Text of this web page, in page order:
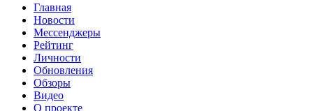
Главная
Новости
Мессенджеры
Рейтинг
Личности
Обновления
Обзоры
Видео
О проекте